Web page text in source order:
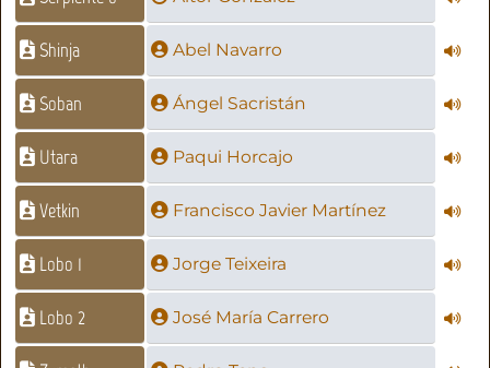
Shinja Abel Navarro
Soban Ángel Sacristán
Utara Paqui Horcajo
Vetkin Francisco Javier Martínez
Lobo 1 Jorge Teixeira
Lobo 2 José María Carrero